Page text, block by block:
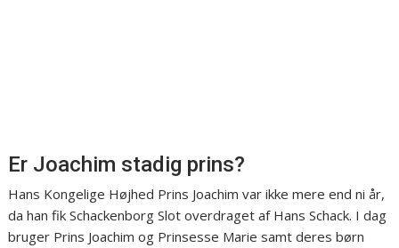
Er Joachim stadig prins?
Hans Kongelige Højhed Prins Joachim var ikke mere end ni år,
da han fik Schackenborg Slot overdraget af Hans Schack. I dag
bruger Prins Joachim og Prinsesse Marie samt deres børn